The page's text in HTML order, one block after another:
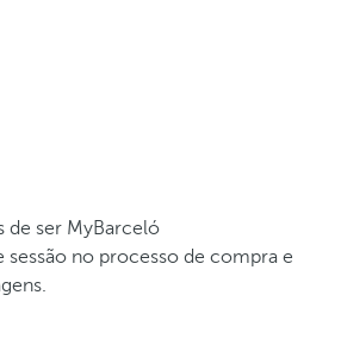
de ser MyBarceló
sessão no processo de compra e